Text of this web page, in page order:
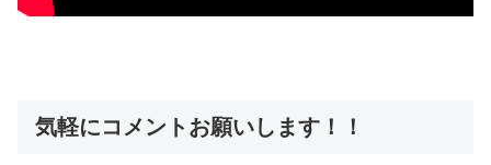
気軽にコメントお願いします！！